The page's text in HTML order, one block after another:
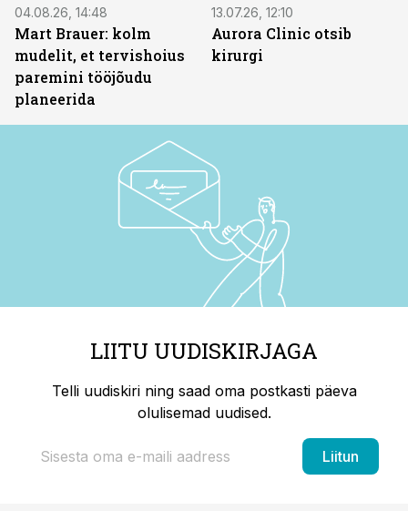
04.08.26, 14:48
Mart Brauer: kolm
mudelit, et tervishoius
paremini tööjõudu
planeerida
13.07.26, 12:10
Aurora Clinic otsib
kirurgi
LIITU UUDISKIRJAGA
Telli uudiskiri ning saad oma postkasti päeva
olulisemad uudised.
Liitun